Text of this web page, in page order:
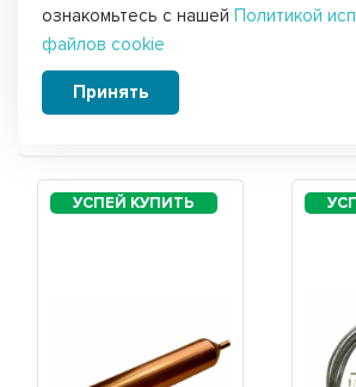
Запчасти для
BIHA 20
ознакомьтесь с нашей Политикой
файлов cookie
Принять